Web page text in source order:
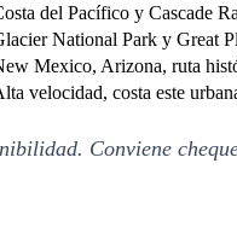
del Pacífico y Cascade
National Park y Great
Mexico, Arizona, ruta
velocidad, costa este
Conviene